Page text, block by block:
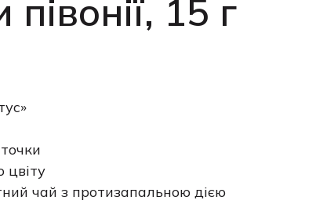
15 г
цвіту
чай з протизапальною дією